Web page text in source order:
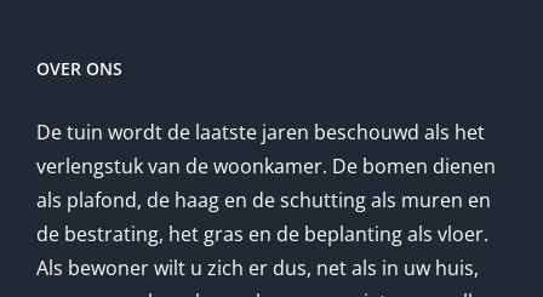
OVER ONS
De tuin wordt de laatste jaren beschouwd als het
verlengstuk van de woonkamer. De bomen dienen
als plafond, de haag en de schutting als muren en
de bestrating, het gras en de beplanting als vloer.
Als bewoner wilt u zich er dus, net als in uw huis,